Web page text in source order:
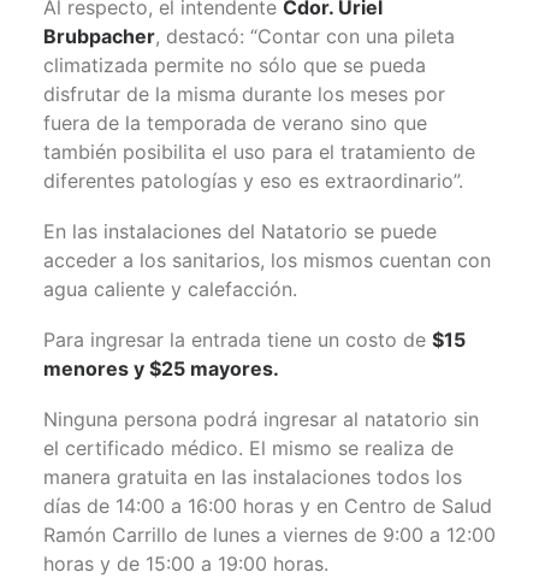
Al respecto, el intendente Cdor. Uriel
Brubpacher, destacó: “Contar con una pileta
climatizada permite no sólo que se pueda
disfrutar de la misma durante los meses por
fuera de la temporada de verano sino que
también posibilita el uso para el tratamiento de
diferentes patologías y eso es extraordinario”.
En las instalaciones del Natatorio se puede
acceder a los sanitarios, los mismos cuentan con
agua caliente y calefacción.
Para ingresar la entrada tiene un costo de $15
menores y $25 mayores.
Ninguna persona podrá ingresar al natatorio sin
el certificado médico. El mismo se realiza de
manera gratuita en las instalaciones todos los
días de 14:00 a 16:00 horas y en Centro de Salud
Ramón Carrillo de lunes a viernes de 9:00 a 12:00
horas y de 15:00 a 19:00 horas.